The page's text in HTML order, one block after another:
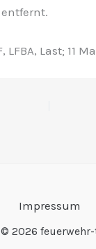
LFBA, Last; 11
Impressum
2026